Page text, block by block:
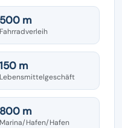
500 m
Fahrradverleih
150 m
Lebensmittelgeschäft
800 m
Marina/Hafen/Hafen